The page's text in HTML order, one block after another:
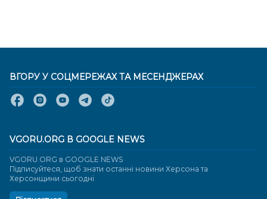
ВГОРУ У СОЦМЕРЕЖАХ ТА МЕСЕНДЖЕРАХ
VGORU.ORG В GOOGLE NEWS
VGORU.ORG в GOOGLE NEWS
Підписуйтеся, щоб знати останні новини Херсона та
Херсонщини сьогодні